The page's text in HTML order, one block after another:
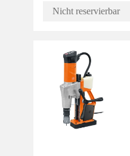
Nicht reservierbar